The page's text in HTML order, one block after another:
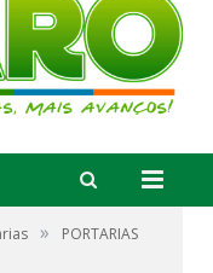
»
PORTARIAS